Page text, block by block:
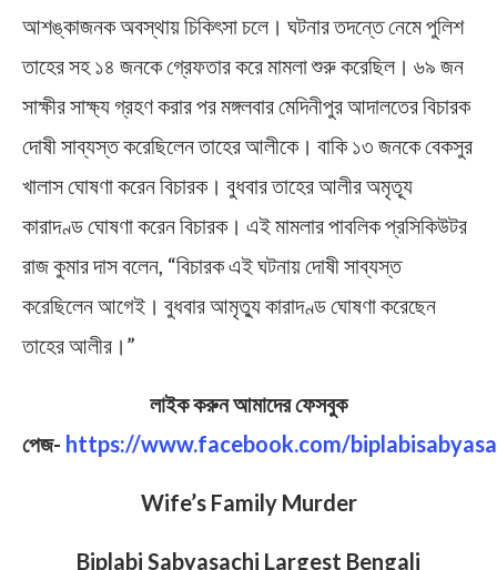
আশঙ্কাজনক অবস্থায় চিকিৎসা চলে। ঘটনার তদন্তে নেমে পুলিশ
তাহের সহ ১৪ জনকে গ্রেফতার করে মামলা শুরু করেছিল। ৬৯ জন
সাক্ষীর সাক্ষ্য গ্রহণ করার পর মঙ্গলবার মেদিনীপুর আদালতের বিচারক
দোষী সাব্যস্ত করেছিলেন তাহের আলীকে। বাকি ১৩ জনকে বেকসুর
খালাস ঘোষণা করেন বিচারক। বুধবার তাহের আলীর অমৃত্যূ
কারাদণ্ড ঘোষণা করেন বিচারক। এই মামলার পাবলিক প্রসিকিউটর
রাজ কুমার দাস বলেন, “বিচারক এই ঘটনায় দোষী সাব্যস্ত
করেছিলেন আগেই। বুধবার আমৃত্যু কারাদণ্ড ঘোষণা করেছেন
তাহের আলীর।”
লাইক করুন আমাদের ফেসবুক
পেজ- https://www.facebook.com/
Wife’s Family Murder
Biplabi Sabyasachi Largest Bengali